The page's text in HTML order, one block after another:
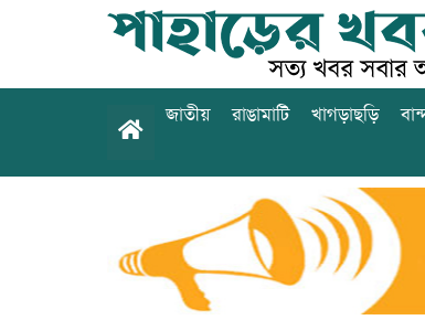
জাতীয় রাঙামাটি খাগড়াছড়ি